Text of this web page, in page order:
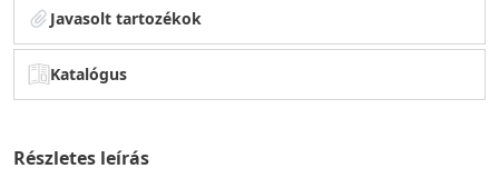
Javasolt tartozékok
Katalógus
Részletes leírás